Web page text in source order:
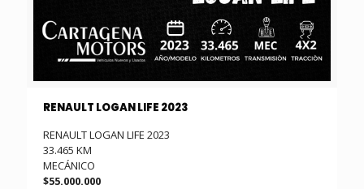
RENAULT LOGAN LIFE 2023
RENAULT LOGAN LIFE 2023
33.465 KM
MECÁNICO
$55.000.000